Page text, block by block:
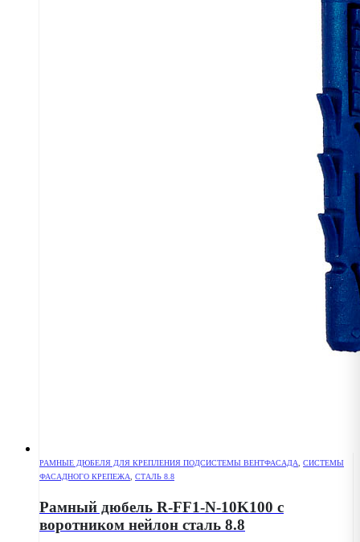
РАМНЫЕ ДЮБЕЛЯ ДЛЯ КРЕПЛЕНИЯ ПОДСИСТЕМЫ ВЕНТФАСАДА
СИСТЕМЫ
ФАСАДНОГО КРЕПЕЖА
СТАЛЬ 8.8
Рамный дюбель R-FF1-N-10K100 с
воротником нейлон сталь 8.8